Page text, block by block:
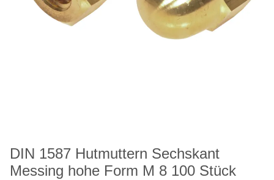
DIN 1587 Hutmuttern Sechskant
Messing hohe Form M 8 100 Stück